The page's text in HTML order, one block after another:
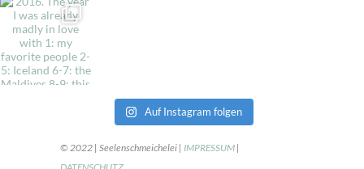
Auf Instagram folgen
© 2022 | Seelenschmeichelei | IMPRESSUM |